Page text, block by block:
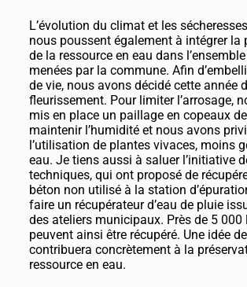
L’évolution du climat et les
nous poussent également à intégrer la
de la ressource en eau dans
menées par la commune. Afin
de vie, nous avons décidé cette année
fleurissement. Pour limiter l’arrosage,
mis en place un paillage en copeaux
maintenir l’humidité et nous avons
l’utilisation de plantes vivaces, moins
eau. Je tiens aussi à saluer l’initiative
techniques, qui ont proposé de
béton non utilisé à la station
faire un récupérateur d’eau de pluie
des ateliers municipaux. Près de 5 000
peuvent ainsi être récupéré. Une idée
contribuera concrètement à la
ressource en eau.